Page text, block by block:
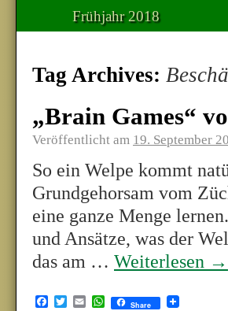
Frühjahr 2018
Tag Archives:
„Brain Games“
Veröffentlicht am 19. September
So ein Welpe kommt
Grundgehorsam vom
eine ganze Menge
und Ansätze, was der
das am … Weiterlesen →
Facebook
TwitterEmailWhatsApp
Share